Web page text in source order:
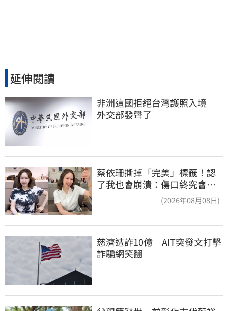
延伸閱讀
非洲這國拒絕台灣護照入境
外交部發聲了
蔡依珊撕掉「完美」標籤！認
了我也會崩潰：傷口終究會癒
(2026年08月08日)
慈濟遭詐10億　AIT突發文打擊
詐騙網笑翻